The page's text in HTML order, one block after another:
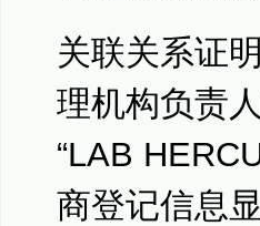
关联关系证
理机构负责
“LAB
商登记信息